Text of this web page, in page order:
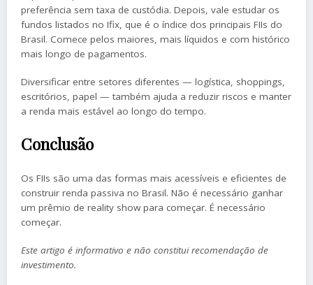
preferência sem taxa de custódia. Depois, vale estudar os
fundos listados no Ifix, que é o índice dos principais FIIs do
Brasil. Comece pelos maiores, mais líquidos e com histórico
mais longo de pagamentos.
Diversificar entre setores diferentes — logística, shoppings,
escritórios, papel — também ajuda a reduzir riscos e manter
a renda mais estável ao longo do tempo.
Conclusão
Os FIIs são uma das formas mais acessíveis e eficientes de
construir renda passiva no Brasil. Não é necessário ganhar
um prêmio de reality show para começar. É necessário
começar.
Este artigo é informativo e não constitui recomendação de
investimento.